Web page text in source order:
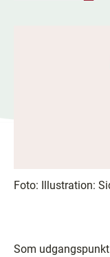
Foto: Illustration:
Som